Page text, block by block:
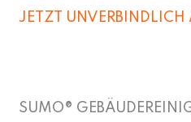
JETZT UNVERBINDLICH
SUMO®